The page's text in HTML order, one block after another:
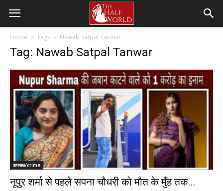
Home Tags Nawab Satpal Tanwar
Tag: Nawab Satpal Tanwar
अपराध/crime
नूपुर शर्मा से पहले सपना चौधरी को मौत के मुँह तक...